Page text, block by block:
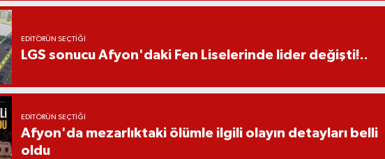
EDITÖRÜN SEÇTIĞI
LGS sonucu Afyon'daki Fen Liselerinde lider değişti!..
EDITÖRÜN SEÇTIĞI
Afyon'da mezarlıktaki ölümle ilgili olayın detayları belli
oldu